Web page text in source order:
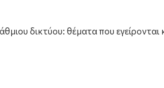
δικτύου: θέματα που εγείρονται